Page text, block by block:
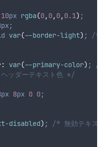
10px rgba(0, 0, 0, 0.1) ;
px;
var(--border-light) ;
/*
: var(--primary-color) ;
/*
ッダーテキスト色 */
px 8px 0 0;
disabled) ;
/* 無効テキス